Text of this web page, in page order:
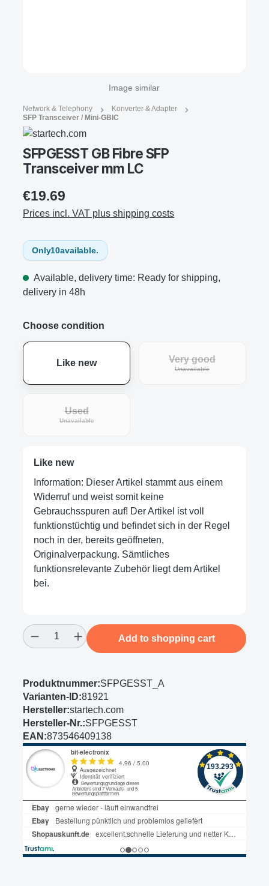
Image similar
Network & Telephony
Konverter & Adapter
SFP Transceiver / Mini-GBIC
SFPGESST GB Fibre SFP
Transceiver mm LC
€19.69
Prices incl. VAT plus shipping costs
Only10available.
Available, delivery time: Ready for shipping,
delivery in 48h
Choose condition
Like new Very good
Unavailable
Used
Unavailable
Like new
Information: Dieser Artikel stammt aus einem
Widerruf und weist somit keine
Gebrauchsspuren auf! Der Artikel ist voll
funktionstüchtig und befindet sich in der Regel
noch in der, bereits geöffneten,
Originalverpackung. Sämtliches
funktionsrelevante Zubehör liegt dem Artikel
bei.
Product Quantity: Enter the desired
Add to shopping cart
Produktnummer:SFPGESST_A
Varianten-ID:81921
Hersteller:startech.com
Hersteller-Nr.:SFPGESST
EAN:873546409138